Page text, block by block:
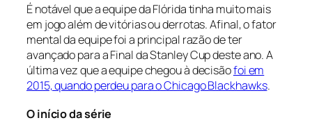
É notável que a equipe da Flórida tinha muito mais
em jogo além de vitórias ou derrotas. Afinal, o fator
mental da equipe foi a principal razão de ter
avançado para a Final da Stanley Cup deste ano. A
última vez que a equipe chegou à decisãofoi em
2015, quando perdeu para o Chicago Blackhawks.
O início da série